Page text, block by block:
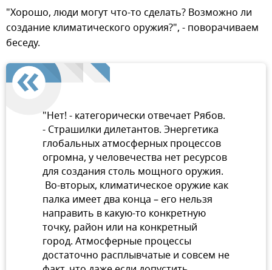
"Хорошо, люди могут что-то сделать? Возможно ли
создание климатического оружия?", - поворачиваем
беседу.
"Нет! - категорически отвечает Рябов.
- Страшилки дилетантов. Энергетика
глобальных атмосферных процессов
огромна, у человечества нет ресурсов
для создания столь мощного оружия.
Во-вторых, климатическое оружие как
палка имеет два конца – его нельзя
направить в какую-то конкретную
точку, район или на конкретный
город. Атмосферные процессы
достаточно расплывчатые и совсем не